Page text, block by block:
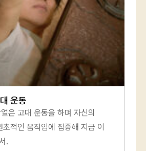
운동
은 고대 운동을 하며 자신의
적인 움직임에 집중해 지금 이
.